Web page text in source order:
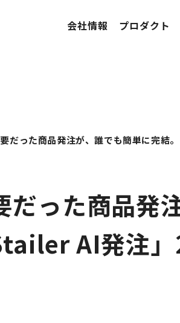
だった商品発
AI発注
会社情報 プロダクト